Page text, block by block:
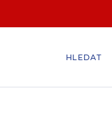
HLEDAT